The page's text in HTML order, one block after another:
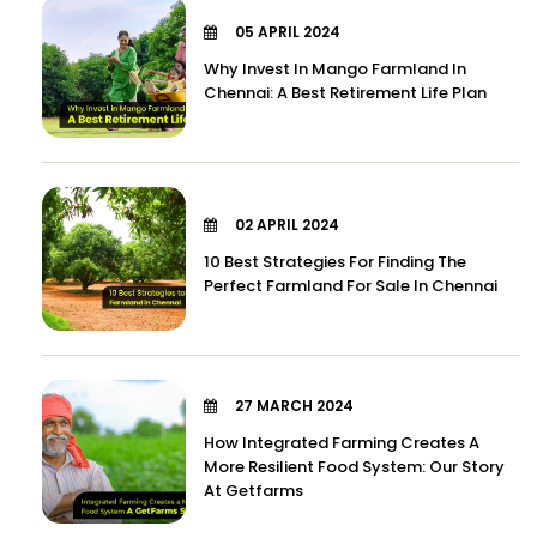
05 APRIL 2024
Why Invest In Mango Farmland In
Chennai: A Best Retirement Life Plan
02 APRIL 2024
10 Best Strategies For Finding The
Perfect Farmland For Sale In Chennai
27 MARCH 2024
How Integrated Farming Creates A
More Resilient Food System: Our Story
At Getfarms